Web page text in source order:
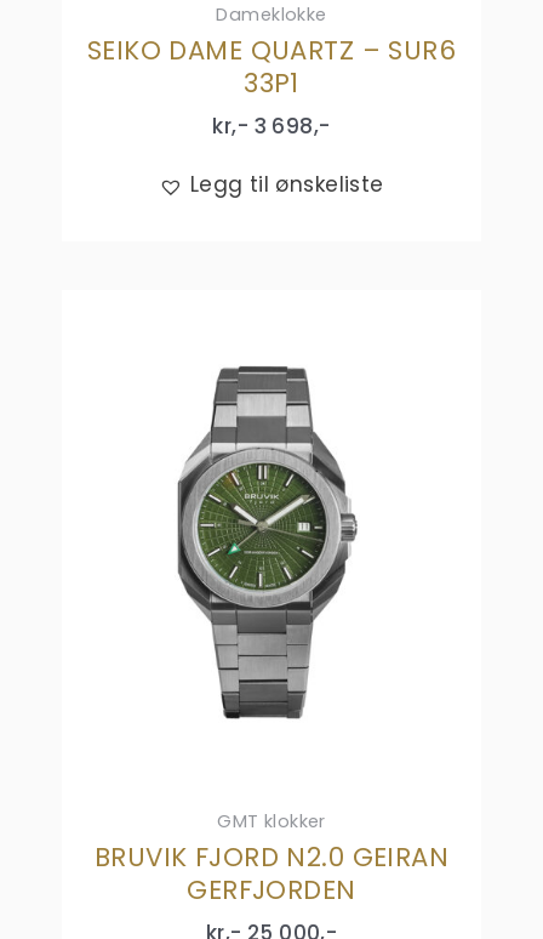
Dameklokke
SEIKO DAME QUARTZ – SUR6
33P1
kr,- 3 698,-
Legg til ønskeliste
GMT klokker
BRUVIK FJORD N2.0 GEIRAN
GERFJORDEN
kr,- 25 000,-